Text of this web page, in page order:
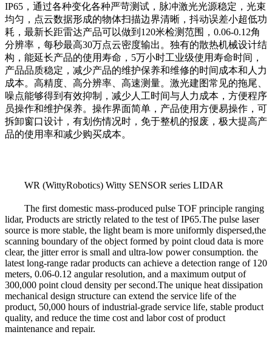
IP65 ， 通过各种变化各种严苛测试 ， 脉冲激光光源稳定 ， 光束
均匀 ， 点云数据形成的物体扫描边界清晰 ， 抖动误差小超低功
耗 ， 最新长距雷达产品可以做到120米检测范围 ， 0.06-0.12角
分辨率 ， 每秒最高30万点云密度输出。独有的散热机械设计结
构 ， 能延长产品的使用寿命 ， 5万小时工业级使用寿命时间 ，
产品品质稳定 ， 减少产品的维护保养和维修的时间成本和人力
成本。高精度、高分辨率、高速测量。激光建图常见的拖尾、
噪点能够得到有效抑制
， 减少人工时间与人力成本 ， 方便程序
员操作和维护保养。操作界面简单 ， 产品使用方便易操作 ， 可
拆卸窗口设计 ， 有划伤情况时 ， 免于整机的报废 ， 极大提高产
品的使用率和减少购买成本。
WR (WittyRobotics) Witty SENSOR series LIDAR
The first domestic mass-produced pulse TOF principle ranging
lidar, Products are strictly related to the test ofIP65.The pulse laser
source is more stable, the light beam is more uniformly dispersed,the
scanning boundary of the object formed by point cloud data is more
clear, the jitter error is small and ultra-low power consumption. the
latest long-range radar products can achieve a detection range of 120
meters, 0.06-0.12 angular resolution, and a maximum output of
300,000 point cloud density per second.The unique heat dissipation
mechanical design structure can extend the service life of the
product, 50,000 hours of industrial-grade service life, stable product
quality, and reduce the time cost and labor cost of product
maintenance and repair.